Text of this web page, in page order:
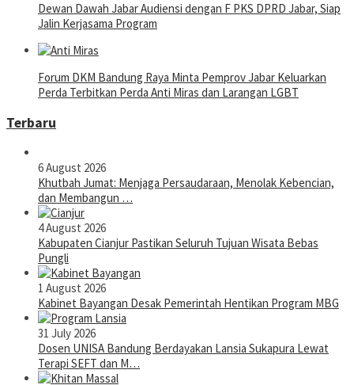
Dewan Dawah Jabar Audiensi dengan F PKS DPRD Jabar, Siap
Jalin Kerjasama Program
Forum DKM Bandung Raya Minta Pemprov Jabar Keluarkan
Perda Terbitkan Perda Anti Miras dan Larangan LGBT
Terbaru
6 August 2026
Khutbah Jumat: Menjaga Persaudaraan, Menolak Kebencian,
dan Membangun …
4 August 2026
Kabupaten Cianjur Pastikan Seluruh Tujuan Wisata Bebas
Pungli
1 August 2026
Kabinet Bayangan Desak Pemerintah Hentikan Program MBG
31 July 2026
Dosen UNISA Bandung Berdayakan Lansia Sukapura Lewat
Terapi SEFT dan M…